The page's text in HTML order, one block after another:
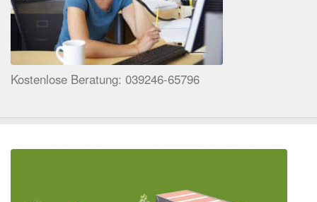
Kostenlose Beratung: 039246-65796